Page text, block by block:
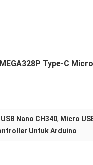
Type-C
Nano CH340, Micro
Untuk Arduino